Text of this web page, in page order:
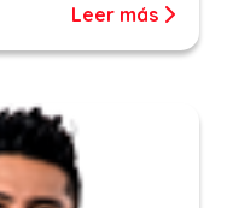
Leer más